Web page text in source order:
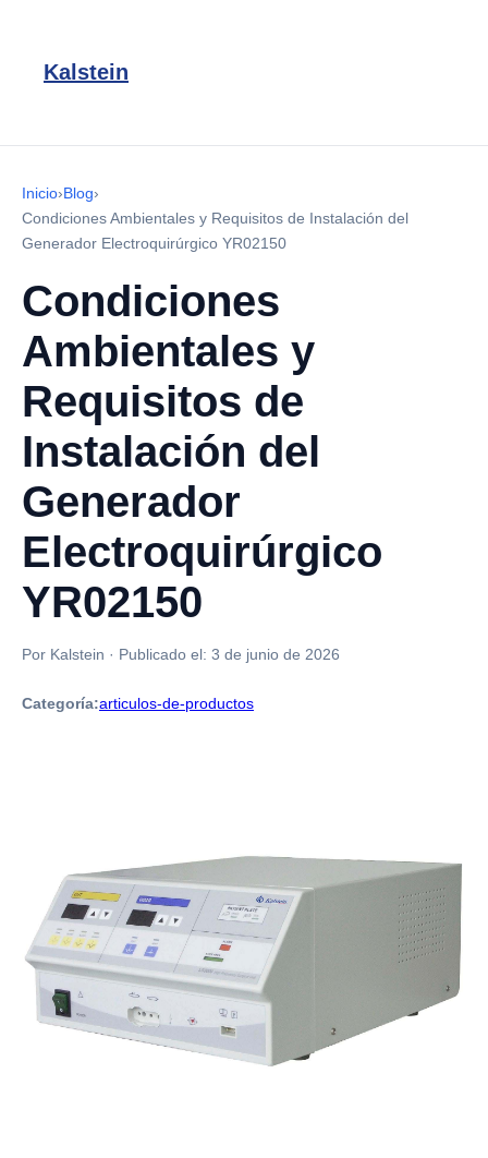
Kalstein
Inicio›Blog›
Condiciones Ambientales y Requisitos de Instalación del
Generador Electroquirúrgico YR02150
Condiciones
Ambientales y
Requisitos de
Instalación del
Generador
Electroquirúrgico
YR02150
Por Kalstein · Publicado el: 3 de junio de 2026
Categoría:articulos-de-productos